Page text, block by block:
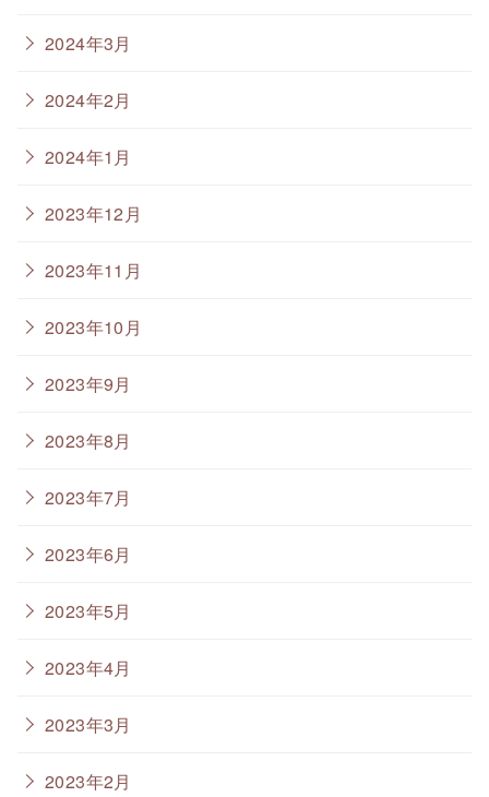
2024年3月
2024年2月
2024年1月
2023年12月
2023年11月
2023年10月
2023年9月
2023年8月
2023年7月
2023年6月
2023年5月
2023年4月
2023年3月
2023年2月